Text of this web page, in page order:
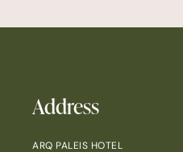
Address
ARQ PALEIS HOTEL